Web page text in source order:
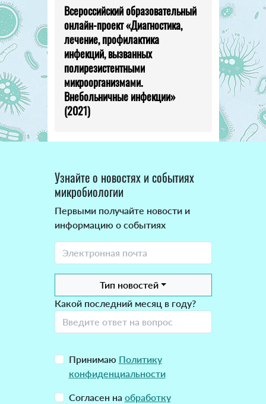
Всероссийский образовательный
онлайн-проект «Диагностика,
лечение, профилактика
инфекций, вызванных
полирезистентными
микроорганизмами.
Внебольничные инфекции»
(2021)
Узнайте о новостях и событиях
микробиологии
Первыми получайте новости и
информацию о событиях
Тип новостей
Какой последний месяц в году?
Принимаю Политику
конфиденциальности
Согласен на обработку